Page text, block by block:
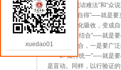
题，用“自我诘难法”和“众
3.“自求自得”──就是要充
知识加以消化吸收，变成自
4.“博约结合”──就是要根
坚持博约结合，一是要广泛
5.“知行统一”──就是要根
是盲动。同样，以行验证
xuedao01